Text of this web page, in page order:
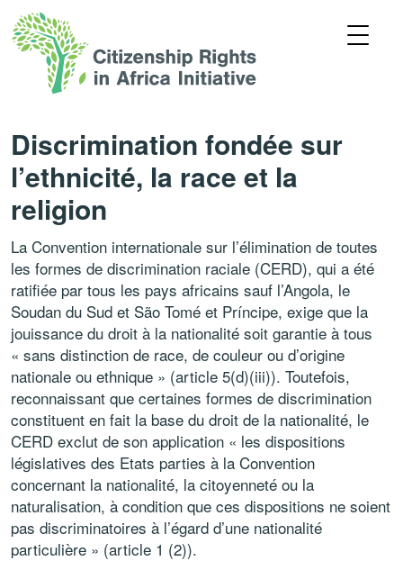
Discrimination fondée sur
l’ethnicité, la race et la
religion
La Convention internationale sur l’élimination de toutes
les formes de discrimination raciale (CERD), qui a été
ratifiée par tous les pays africains sauf l’Angola, le
Soudan du Sud et São Tomé et Príncipe, exige que la
jouissance du droit à la nationalité soit garantie à tous
« sans distinction de race, de couleur ou d’origine
nationale ou ethnique » (article 5(d)(iii)). Toutefois,
reconnaissant que certaines formes de discrimination
constituent en fait la base du droit de la nationalité, le
CERD exclut de son application « les dispositions
législatives des Etats parties à la Convention
concernant la nationalité, la citoyenneté ou la
naturalisation, à condition que ces dispositions ne soient
pas discriminatoires à l’égard d’une nationalité
particulière » (article 1 (2)).